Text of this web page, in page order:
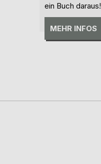
ein Buch daraus!
MEHR INFOS